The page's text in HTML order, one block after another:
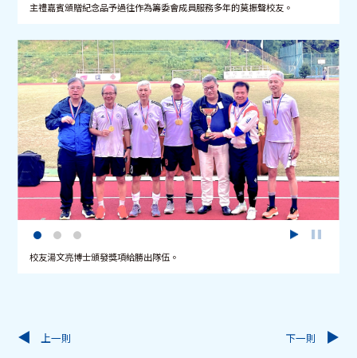
主禮嘉賓頒贈紀念品予過往作為籌委會成員服務多年的莫振聲校友。
校友湯文亮博士頒發獎項給勝出隊伍。
上一則 下一則